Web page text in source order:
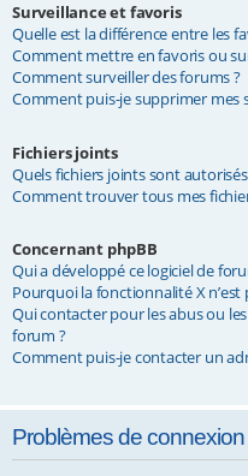
Surveillance et favoris
Quelle est la différence entre les
Comment mettre en favoris ou
Comment surveiller des forums ?
Comment puis-je supprimer mes
Fichiers joints
Quels fichiers joints sont
Comment trouver tous mes
Concernant phpBB
Qui a développé ce logiciel de
Pourquoi la fonctionnalité X n’est
Qui contacter pour les abus ou
forum ?
Comment puis-je contacter un
Problèmes de connexion